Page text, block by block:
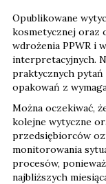
Opublikowane
kosmetycznej oraz
wdrożenia PPWR i
interpretacyjnych.
praktycznych pytań
opakowań z
Można oczekiwać,
kolejne wytyczne
przedsiębiorców
monitorowania
procesów,
najbliższych